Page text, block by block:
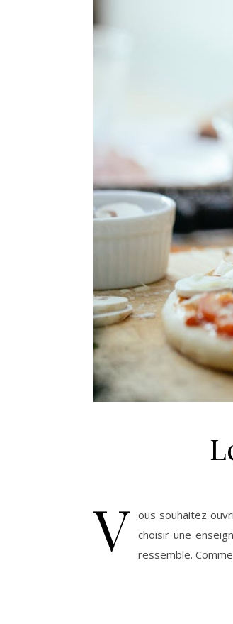
V ous souhaitez
choisir une
ressemble.